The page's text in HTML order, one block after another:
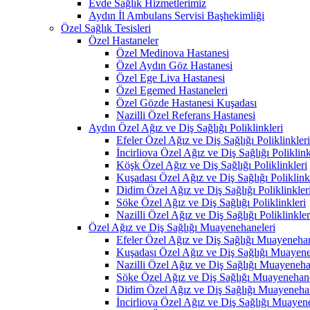
Evde Sağlık Hizmetlerimiz
Aydın İl Ambulans Servisi Başhekimliği
Özel Sağlık Tesisleri
Özel Hastaneler
Özel Medinova Hastanesi
Özel Aydın Göz Hastanesi
Özel Ege Liva Hastanesi
Özel Egemed Hastaneleri
Özel Gözde Hastanesi Kuşadası
Nazilli Özel Referans Hastanesi
Aydın Özel Ağız ve Diş Sağlığı Poliklinkleri
Efeler Özel Ağız ve Diş Sağlığı Poliklinkleri
İncirliova Özel Ağız ve Diş Sağlığı
Köşk Özel Ağız ve Diş Sağlığı Poliklinkleri
Kuşadası Özel Ağız ve Diş Sağlığı
Didim Özel Ağız ve Diş Sağlığı Poliklinkleri
Söke Özel Ağız ve Diş Sağlığı Poliklinkleri
Nazilli Özel Ağız ve Diş Sağlığı
Özel Ağız ve Diş Sağlığı Muayenehaneleri
Efeler Özel Ağız ve Diş Sağlığı
Kuşadası Özel Ağız ve Diş Sağlığı
Nazilli Özel Ağız ve Diş Sağlığı
Söke Özel Ağız ve Diş Sağlığı
Didim Özel Ağız ve Diş Sağlığı
İncirliova Özel Ağız ve Diş Sağlığı